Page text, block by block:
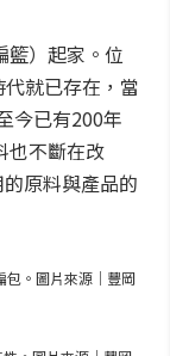
籃）起家。位
就已存在，當
今已有200年
也不斷在改
原料與產品的
包。圖片來源｜豐岡